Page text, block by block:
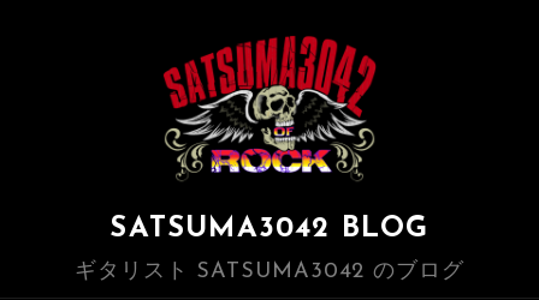
SATSUMA3042 BLOG
ギタリスト SATSUMA3042 のブログ